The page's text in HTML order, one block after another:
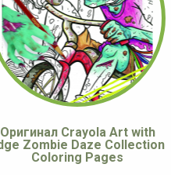
Оригинал Crayola Art with
Zombie Daze Collection
Coloring Pages